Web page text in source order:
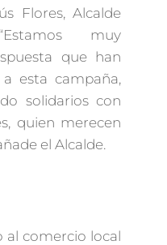
Flores, Alcalde
muy
que han
esta campaña,
solidarios con
quien merecen
el Alcalde.
al comercio local